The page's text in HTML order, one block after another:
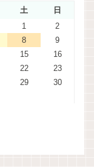
土
日
1
2
8
9
15
16
22
23
29
30